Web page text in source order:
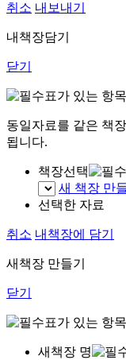
취소 내보내기
내책장담기
닫기
표가 있는 항
동일자료를 같은 책
됩니다.
책장선택
새 책장 만
선택한 자료
취소 내책장에 담기
새책장 만들기
닫기
표가 있는 항
새책장 명